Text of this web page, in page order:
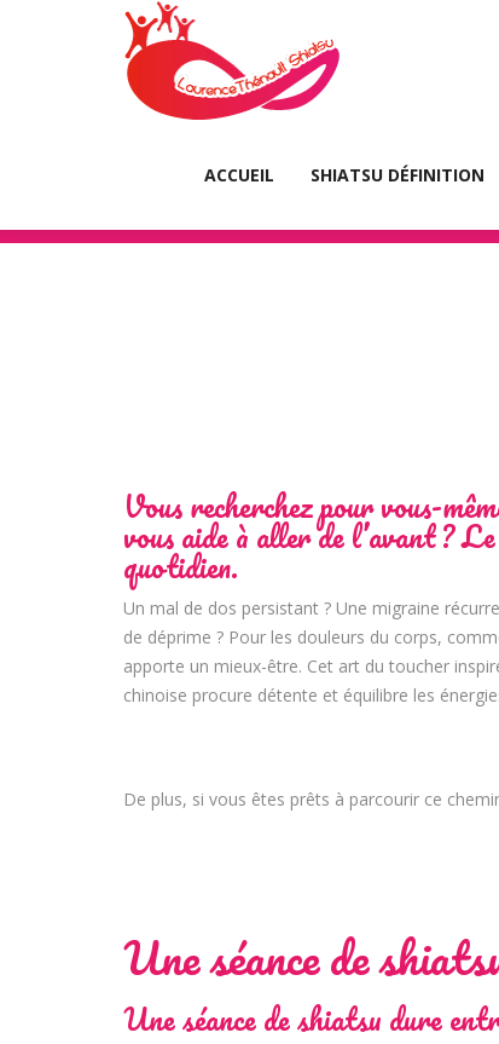
ACCUEIL SHIATSU DÉFINITION
Vous recherchez pour vous-
vous aide à aller de l’avant ?
quotidien.
Un mal de dos persistant ? Une migraine
de déprime ? Pour les douleurs du corps,
apporte un mieux-être. Cet art du toucher
chinoise procure détente et équilibre les
De plus, si vous êtes prêts à parcourir ce
Une séance de
Une séance de shiatsu dure